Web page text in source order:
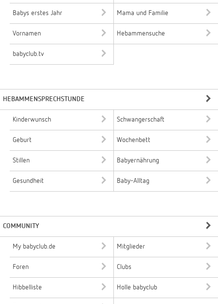
Babys erstes Jahr Mama und Familie
Vornamen Hebammensuche
babyclub.tv
HEBAMMENSPRECHSTUNDE
Kinderwunsch Schwangerschaft
Geburt Wochenbett
Stillen Babyernährung
Gesundheit Baby-Alltag
COMMUNITY
My babyclub.de Mitglieder
Foren Clubs
Hibbelliste Holle babyclub